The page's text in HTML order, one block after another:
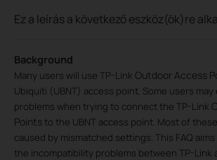
Ez a leírás a következő eszköz(ök)re
Background
Many users will use TP-Link Outdoor Access
Ubiquiti (UBNT) access point. Some users
problems when trying to connect the TP-Link
Points to the UBNT access point. Most of
caused by mismatched settings. This FAQ
the incompatibility problems between TP-Link